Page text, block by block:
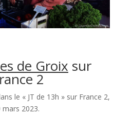
de Groix sur
2
le « JT de 13h » sur France 2,
mars 2023.